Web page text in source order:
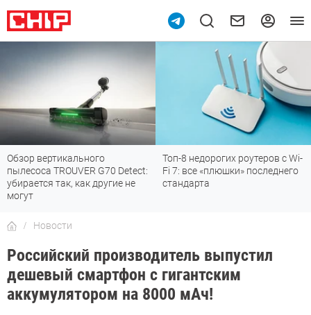
Обзор вертикального
пылесоса TROUVER G70 Detect:
убирается так, как другие не
могут
Топ-8 недорогих роутеров с Wi-
Fi 7: все «плюшки» последнего
стандарта
Новости
Российский производитель выпустил
дешевый смартфон с гигантским
аккумулятором на 8000 мАч!